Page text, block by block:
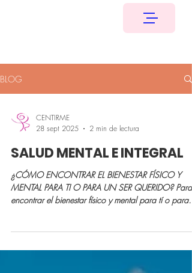
BLOG
CENTIRME
28 sept 2025
2 min de lectura
SALUD MENTAL E INTEGRAL
¿CÓMO ENCONTRAR EL BIENESTAR FÍSICO Y
MENTAL PARA TI O PARA UN SER QUERIDO? Para
encontrar el bienestar físico y mental para tí o para